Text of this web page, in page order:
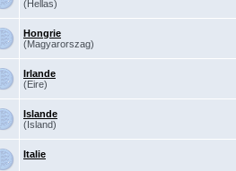
(Hellas)
Hongrie
(Magyarorszag)
Irlande
(Eire)
Islande
(Island)
Italie